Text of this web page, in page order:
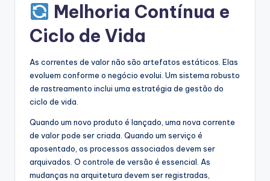
Melhoria Contínua e
Ciclo de Vida
As correntes de valor não são artefatos estáticos. Elas
evoluem conforme o negócio evolui. Um sistema robusto
de rastreamento inclui uma estratégia de gestão do
ciclo de vida.
Quando um novo produto é lançado, uma nova corrente
de valor pode ser criada. Quando um serviço é
aposentado, os processos associados devem ser
arquivados. O controle de versão é essencial. As
mudanças na arquitetura devem ser registradas,